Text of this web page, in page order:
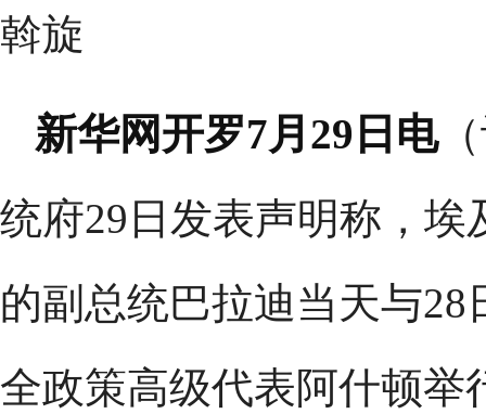
斡旋
新华网开罗7月29日电
统府29日发表声明称，
的副总统巴拉迪当天与
全政策高级代表阿什顿举